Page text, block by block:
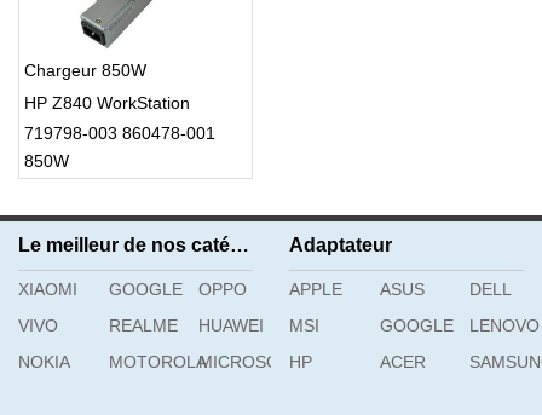
Chargeur 850W
HP Z840 WorkStation
719798-003 860478-001
DPS-850AB-1 A
850W
Le meilleur de nos catégories
XIAOMI GOOGLE
OPPO
VIVO
REALME
HUAWEI
NOKIA
MOTOROLAMICROSOFT
Adaptateur
APPLE ASUS
DELL
MSI
GOOGLE
LENOVO
HP
ACER